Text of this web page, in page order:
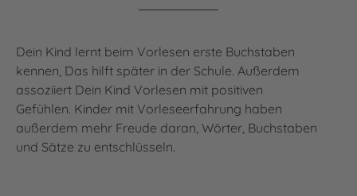
Dein Kind lernt beim Vorlesen erste Buchstaben
kennen, Das hilft später in der Schule. Außerdem
assoziiert Dein Kind Vorlesen mit positiven
Gefühlen. Kinder mit Vorleseerfahrung haben
außerdem mehr Freude daran, Wörter, Buchstaben
und Sätze zu entschlüsseln.